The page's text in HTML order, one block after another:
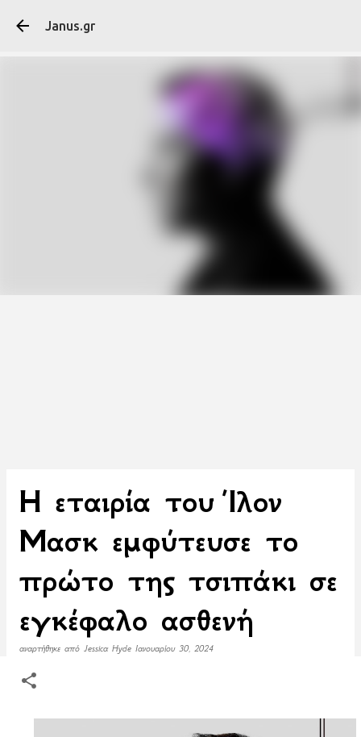
Janus.gr
Η εταιρία του Ίλον
Μασκ εμφύτευσε το
πρώτο της τσιπάκι σε
εγκέφαλο ασθενή
αναρτήθηκε από Jessica Hyde Ιανουαρίου 30, 2024